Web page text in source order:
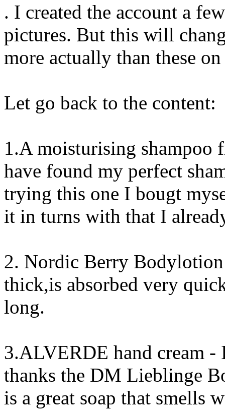
. I created the account a
pictures. But this will
more actually than these
Let go back to the content:
1.A moisturising
have found my perfect
trying this one I bougt
it in turns with that I
2. Nordic Berry
thick,is absorbed very
long.
3.ALVERDE hand cream
thanks the DM Lieblinge
is a great soap that smells